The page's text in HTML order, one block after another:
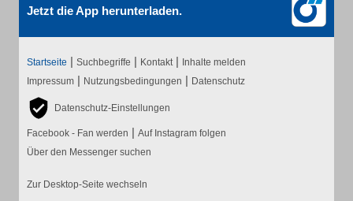
Jetzt die App herunterladen.
Startseite | Suchbegriffe | Kontakt | Inhalte melden
Impressum | Nutzungsbedingungen | Datenschutz
Datenschutz-Einstellungen
Facebook - Fan werden | Auf Instagram folgen
Über den Messenger suchen
Zur Desktop-Seite wechseln